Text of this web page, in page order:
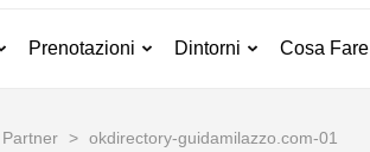
Prenotazioni Dintorni Cosa Fare
Partner > okdirectory-guidamilazzo.com-01